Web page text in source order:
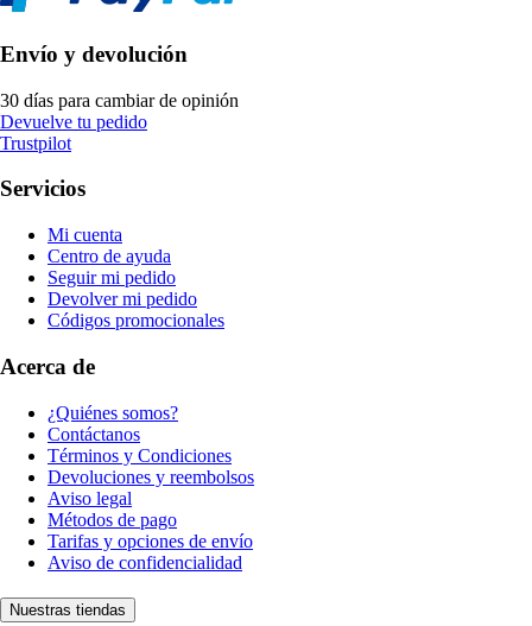
Envío y devolución
30 días para cambiar de opinión
Devuelve tu pedido
Trustpilot
Servicios
Mi cuenta
Centro de ayuda
Seguir mi pedido
Devolver mi pedido
Códigos promocionales
Acerca de
¿Quiénes somos?
Contáctanos
Términos y Condiciones
Devoluciones y reembolsos
Aviso legal
Métodos de pago
Tarifas y opciones de envío
Aviso de confidencialidad
Nuestras tiendas